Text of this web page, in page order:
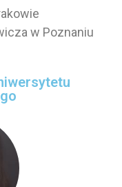
w Poznaniu